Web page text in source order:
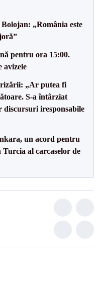
„România este
pentru ora 15:00.
avizele
„Ar putea fi
S-a întârziat
discursuri iresponsabile
un acord pentru
al carcaselor de